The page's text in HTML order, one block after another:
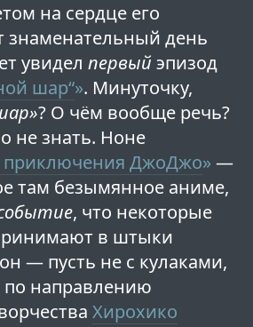
на сердце его
знаменательный день
увидел первый эпизод
шар“». Минуточку,
? О чём вообще речь?
не знать. Ноне
приключения ДжоДжо» —
там безымянное аниме,
, что некоторые
в штыки
— пусть не с кулаками,
по направлению
Хирохико